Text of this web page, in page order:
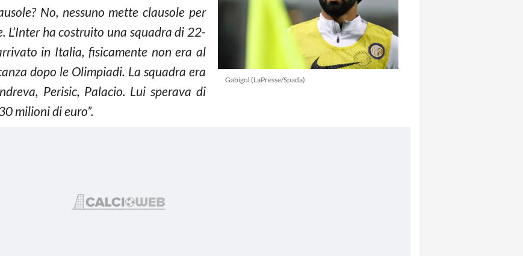
Gabigol (LaPresse/Spada)
No, nessuno mette clausole per
L’Inter ha costruito una squadra di 22-
in Italia, fisicamente non era al
dopo le Olimpiadi. La squadra era
Perisic, Palacio. Lui sperava di
milioni di euro”.